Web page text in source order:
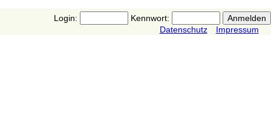
Login:
Kennwort:
Datenschutz
Impressum